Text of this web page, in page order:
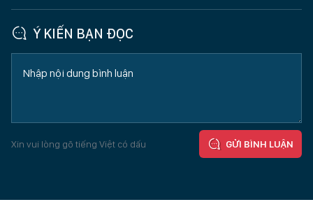
Ý KIẾN BẠN ĐỌC
Xin vui lòng gõ tiếng Việt có dấu GỬI BÌNH LUẬN